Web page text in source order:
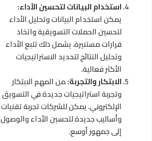
استخدام البيانات لتحسين الأداء:
يمكن استخدام البيانات وتحليل الأداء
لتحسين الحملات التسويقية واتخاذ
قرارات مستنيرة. يشمل ذلك تتبع الأداء
وتحليل النتائج لتحديد الاستراتيجيات
الأكثر فعالية.
الابتكار والتجربة:من المهم الابتكار
وتجربة استراتيجيات جديدة في التسويق
الإلكتروني. يمكن للشركات تجربة تقنيات
وأساليب جديدة لتحسين الأداء والوصول
إلى جمهور أوسع.